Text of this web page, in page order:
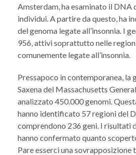
Amsterdam, ha esaminato il DNA
individui. A partire da questo, ha
del genoma legate all’insonnia. I
956, attivi soprattutto nelle
comunemente legate all’insonnia.
Pressapoco in contemporanea, la
Saxena del Massachusetts
analizzato 450.000 genomi.
hanno identificato 57 regioni del
comprendono 236 geni. I risultati
hanno confermato quanto
Pare esserci una sovrapposizione